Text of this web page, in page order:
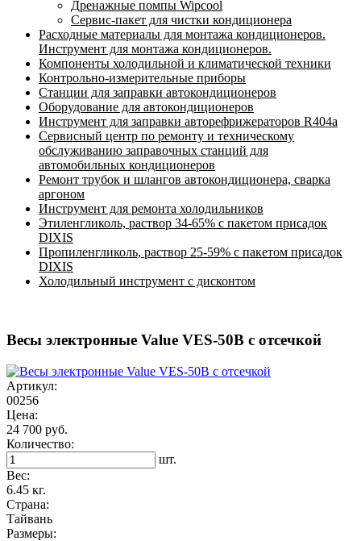
Дренажные помпы Wipcool
Сервис-пакет для чистки кондиционера
Расходные материалы для монтажа кондиционеров.
Инструмент для монтажа кондиционеров.
Компоненты холодильной и климатической техники
Контрольно-измерительные приборы
Станции для заправки автокондиционеров
Оборудование для автокондиционеров
Инструмент для заправки авторефрижераторов R404a
Сервисный центр по ремонту и техническому
обслуживанию заправочных станций для
автомобильных кондиционеров
Ремонт трубок и шлангов автокондиционера, сварка
аргоном
Инструмент для ремонта холодильников
Этиленгликоль, раствор 34-65% с пакетом присадок
DIXIS
Пропиленгликоль, раствор 25-59% с пакетом присадок
DIXIS
Холодильный инструмент с дисконтом
Весы электронные Value VES-50B с отсечкой
Артикул:
00256
Цена:
24 700 руб.
Количество:
шт.
Вес:
6.45 кг.
Страна:
Тайвань
Размеры: